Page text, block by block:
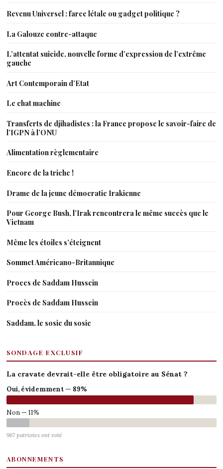
Revenu Universel : farce létale ou gadget politique ?
La Galouze contre-attaque
L’attentat suicide, nouvelle forme d’expression de l’extrême
gauche
Art Contemporain d’Etat
Le chat machine
Transferts de djihadistes : la France propose le savoir-faire de
l’IGPN à l’ONU
Alimentation règlementaire
Encore de la triche !
Drame de la jeune démocratie Irakienne
Pour George Bush, l’Irak rencontrera le même succès que le
Vietnam
Même les étoiles s’éteignent
Sommet Américano-Britannique
Proces de Saddam Hussein
Procès de Saddam Hussein
Saddam, le sosie du sosie
SONDAGE EXCLUSIF
La cravate devrait-elle être obligatoire au Sénat ?
Oui, évidemment — 89%
Non — 11%
967 patriotes ont voté
ABONNEMENTS